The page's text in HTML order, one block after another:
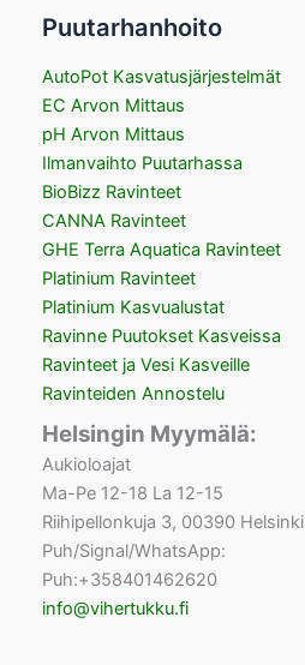
Puutarhanhoito
AutoPot Kasvatusjärjestelmät
EC Arvon Mittaus
pH Arvon Mittaus
Ilmanvaihto Puutarhassa
BioBizz Ravinteet
CANNA Ravinteet
GHE Terra Aquatica Ravinteet
Platinium Ravinteet
Platinium Kasvualustat
Ravinne Puutokset Kasveissa
Ravinteet ja Vesi Kasveille
Ravinteiden Annostelu
Helsingin Myymälä:
Aukioloajat
Ma-Pe 12-18 La 12-15
Riihipellonkuja 3, 00390 Helsinki
Puh/Signal/WhatsApp:
Puh:+358401462620
info@vihertukku.fi